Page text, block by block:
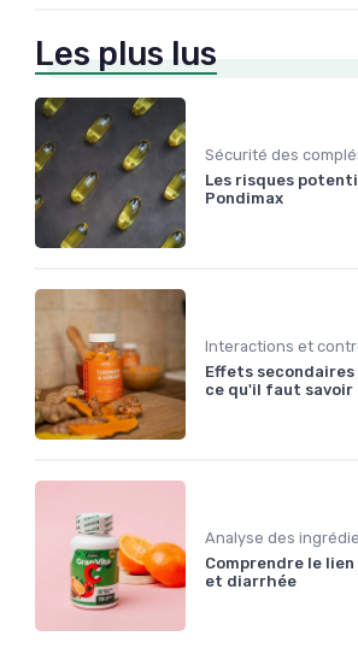
Les plus lus
Les risques
Pondimax
Effets
ce qu'il faut savoir
Analyse des
Comprendre le
et diarrhée